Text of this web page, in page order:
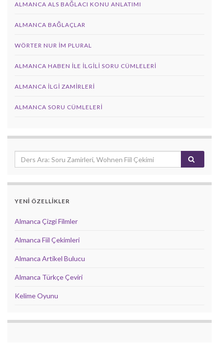
ALMANCA ALS BAĞLACI KONU ANLATIMI
ALMANCA BAĞLAÇLAR
WÖRTER NUR IM PLURAL
ALMANCA HABEN İLE İLGILI SORU CÜMLELERI
ALMANCA İLGI ZAMIRLERI
ALMANCA SORU CÜMLELERI
YENİ ÖZELLİKLER
Almanca Çizgi Filmler
Almanca Fiil Çekimleri
Almanca Artikel Bulucu
Almanca Türkçe Çeviri
Kelime Oyunu